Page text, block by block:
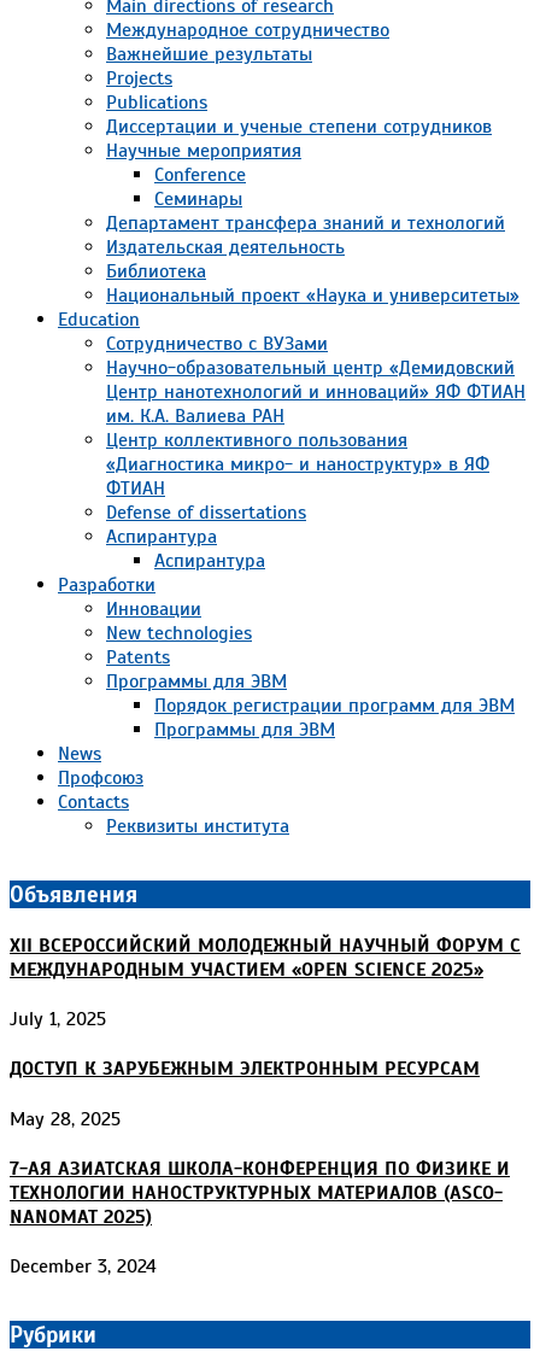
Main directions of research
Международное сотрудничество
Важнейшие результаты
Projects
Publications
Диссертации и ученые степени сотрудников
Научные мероприятия
Conference
Семинары
Департамент трансфера знаний и технологий
Издательская деятельность
Библиотека
Национальный проект «Наука и университеты»
Education
Сотрудничество с ВУЗами
Научно-образовательный центр «Демидовский
Центр нанотехнологий и инноваций» ЯФ ФТИАН
им. К.А. Валиева РАН
Центр коллективного пользования
«Диагностика микро- и наноструктур» в ЯФ
ФТИАН
Defense of dissertations
Аспирантура
Аспирантура
Разработки
Инновации
New technologies
Patents
Программы для ЭВМ
Порядок регистрации программ для ЭВМ
Программы для ЭВМ
News
Профсоюз
Contacts
Реквизиты института
Объявления
XII ВСЕРОССИЙСКИЙ МОЛОДЕЖНЫЙ НАУЧНЫЙ ФОРУМ С
МЕЖДУНАРОДНЫМ УЧАСТИЕМ «OPEN SCIENCE 2025»
July 1, 2025
ДОСТУП К ЗАРУБЕЖНЫМ ЭЛЕКТРОННЫМ РЕСУРСАМ
May 28, 2025
7-АЯ АЗИАТСКАЯ ШКОЛА-КОНФЕРЕНЦИЯ ПО ФИЗИКЕ И
ТЕХНОЛОГИИ НАНОСТРУКТУРНЫХ МАТЕРИАЛОВ (ASCO-
NANOMAT 2025)
December 3, 2024
Рубрики